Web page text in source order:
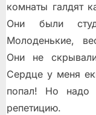
комнаты галдят
Они были
Молоденькие,
Они не
Сердце у меня
попал! Но надо
репетицию.